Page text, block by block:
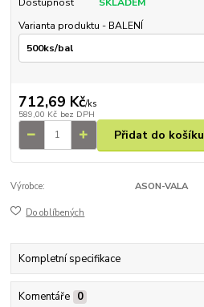
Dostupnost
SKLADEM
Varianta produktu - BALENÍ
712,69 Kč/ks
589,00 Kč bez DPH
Přidat do košíku
Výrobce: ASON-VALA
Do oblíbených
Kompletní specifikace
Komentáře 0